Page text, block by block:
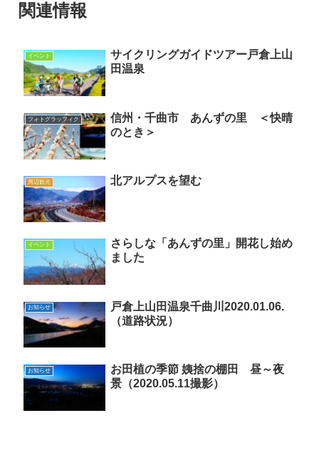
関連情報
イベント
サイクリングガイドツアー戸倉上山
田温泉
フォトグラッフィク
信州・千曲市 あんずの里 ＜快晴
のとき＞
周辺観光 北アルプスを望む
イベント
さらしな「あんずの里」開花し始め
ました
お知らせ
戸倉上山田温泉千曲川2020.01.06.
（道路状況）
お知らせ
お田植の季節 姨捨の棚田 昼～夜
景（2020.05.11撮影）